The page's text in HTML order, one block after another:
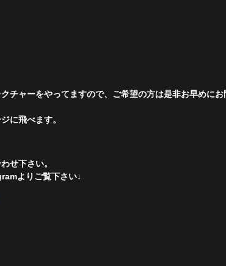
チャーをやってますので、ご希望の方は是非お早めに
に飛べます。
せ下さい。
よりご覧下さい↓